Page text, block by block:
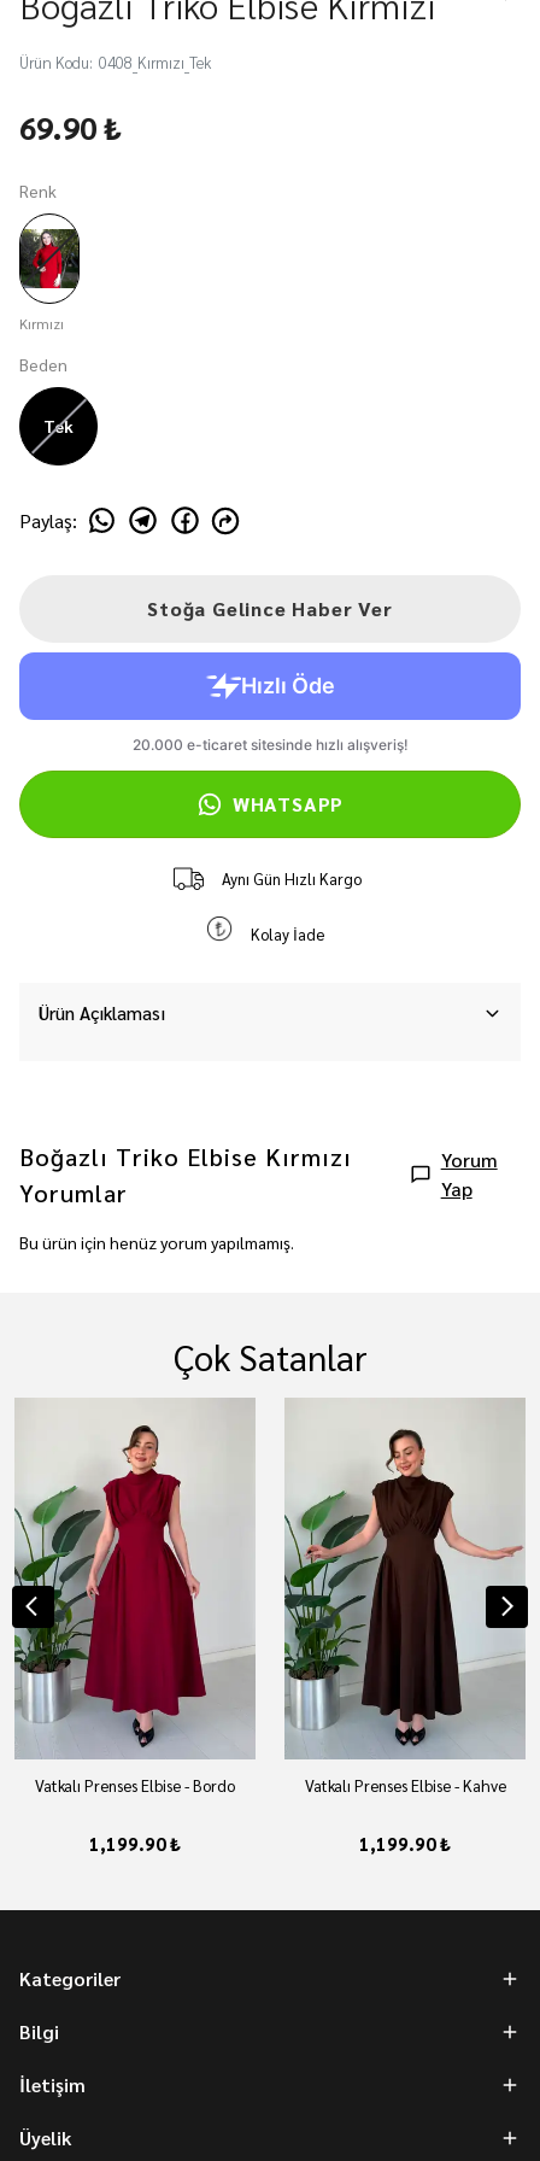
Ürün Kodu: 0408_Kırmızı_Tek
69.90 ₺
Renk
Kırmızı
Beden
Tek
Paylaş:
Stoğa Gelince Haber Ver
WHATSAPP
Aynı Gün Hızlı Kargo
Kolay İade
Ürün Açıklaması
Boğazlı Triko Elbise Kırmızı
Yorumlar
Yorum
Yap
Bu ürün için henüz yorum yapılmamış.
Çok Satanlar
Vatkalı Prenses Elbise - Bordo
1,199.90 ₺
Vatkalı Prenses Elbise - Kahve
1,199.90 ₺
Kategoriler
Bilgi
İletişim
Üyelik